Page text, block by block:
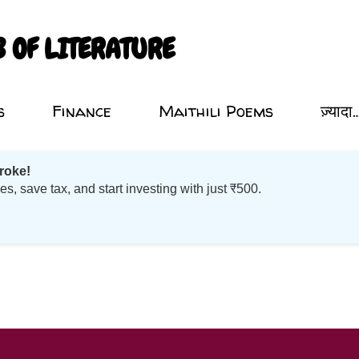
LITERATURE
Finance Maithili Poems
save tax, and start investing with just ₹500.